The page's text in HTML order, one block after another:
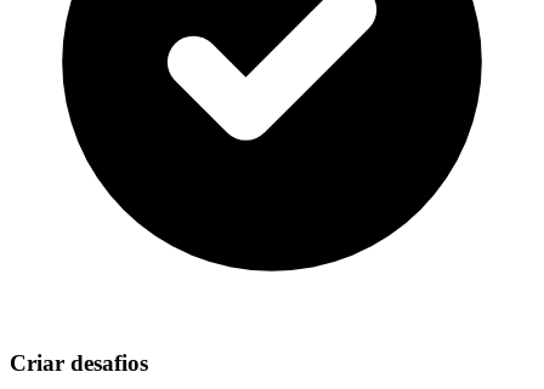
Criar desafios